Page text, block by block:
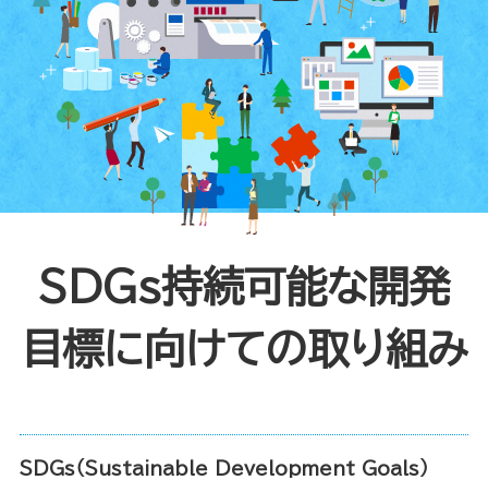
SDGs持続可能な開発
目標に向けての取り組み
SDGs（Sustainable Development Goals）